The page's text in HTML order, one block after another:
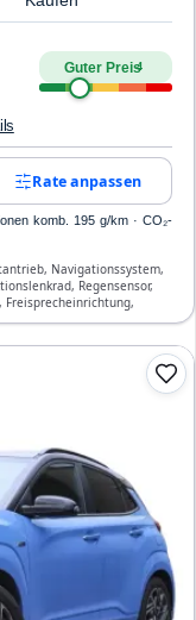
Guter Preis4
Rate anpassen
komb. 195 g/km · CO₂-
Navigationssystem,
Regensensor,
Freisprecheinrichtung,
, Seiten- und weitere